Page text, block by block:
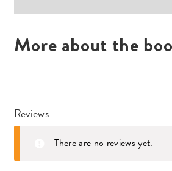
More about the
Reviews
There are no reviews yet.